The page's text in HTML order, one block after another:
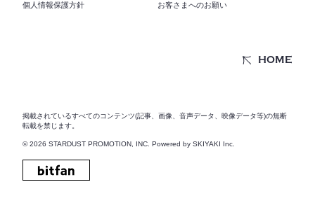
個人情報保護方針 お客さまへのお願い
HOME
掲載されているすべてのコンテンツ(記事、画像、音声データ、映像データ等)の無断
転載を禁じます。
© 2026 STARDUST PROMOTION, INC. Powered by SKIYAKI Inc.